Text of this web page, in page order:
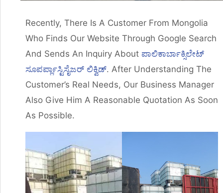
Recently, There Is A Customer From Mongolia
Who Finds Our Website Through Google Search
And Sends An Inquiry About ಪಾಲಿಕಾರ್ಬಾಕ್ಸಿಲೇಟ್
ಸೂಪರ್ಪ್ಲಾಸ್ಟಿಸೈಜರ್ ಲಿಕ್ವಿಡ್. After Understanding The
Customer’s Real Needs, Our Business Manager
Also Give Him A Reasonable Quotation As Soon
As Possible.